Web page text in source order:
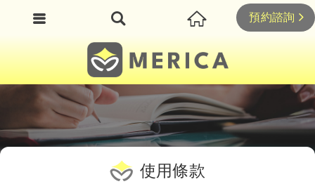
使用條款
預約諮詢